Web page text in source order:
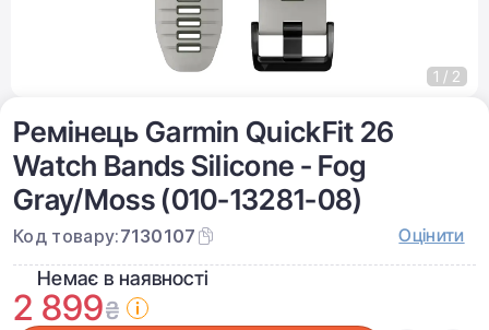
Ремінець Garmin QuickFit 26
Watch Bands Silicone - Fog
Gray/Moss (010-13281-08)
Код товару:7130107 Оцінити
Немає в наявності
2 899₴
1 / 2